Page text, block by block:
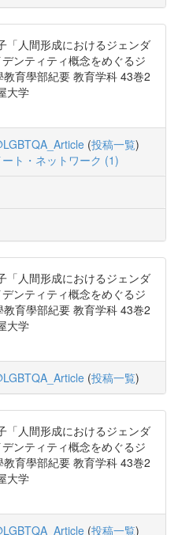
「人間形成におけるジェンダ
ンティティ概念をめぐるジ
育學部紀要 教育学科 43巻2
大学
(投稿一覧)
ート・ネットワーク (1)
「人間形成におけるジェンダ
ンティティ概念をめぐるジ
育學部紀要 教育学科 43巻2
大学
(投稿一覧)
「人間形成におけるジェンダ
ンティティ概念をめぐるジ
育學部紀要 教育学科 43巻2
大学
(投稿一覧)